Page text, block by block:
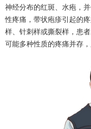
神经分布的红斑、水疱，
性疼痛， 带状疱疹引起的
样、针刺样或撕裂样，患
可能多种性质的疼痛并存